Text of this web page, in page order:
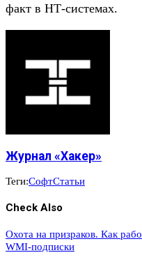
факт в НТ-системах.
Журнал «Хакер»
Теги:СофтСтатьи
Check Also
Охота на призраков. Как
WMI-подписки